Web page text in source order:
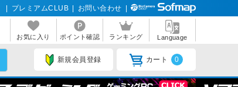
プレミアムCLUB お問い合わせ
お気に入り ポイント確認 ランキング Language
新規会員登録 カート 0